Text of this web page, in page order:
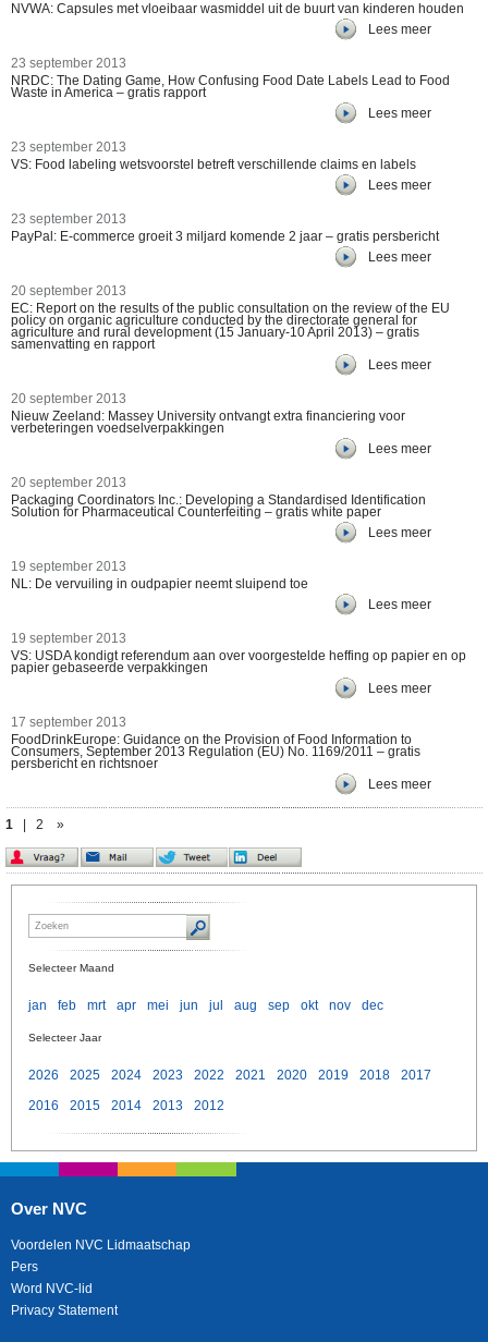
NVWA: Capsules met vloeibaar wasmiddel uit de buurt van kinderen houden
Lees meer
23 september 2013
NRDC: The Dating Game, How Confusing Food Date Labels Lead to Food
Waste in America – gratis rapport
Lees meer
23 september 2013
VS: Food labeling wetsvoorstel betreft verschillende claims en labels
Lees meer
23 september 2013
PayPal: E-commerce groeit 3 miljard komende 2 jaar – gratis persbericht
Lees meer
20 september 2013
EC: Report on the results of the public consultation on the review of the EU
policy on organic agriculture conducted by the directorate general for
agriculture and rural development (15 January-10 April 2013) – gratis
samenvatting en rapport
Lees meer
20 september 2013
Nieuw Zeeland: Massey University ontvangt extra financiering voor
verbeteringen voedselverpakkingen
Lees meer
20 september 2013
Packaging Coordinators Inc.: Developing a Standardised Identification
Solution for Pharmaceutical Counterfeiting – gratis white paper
Lees meer
19 september 2013
NL: De vervuiling in oudpapier neemt sluipend toe
Lees meer
19 september 2013
VS: USDA kondigt referendum aan over voorgestelde heffing op papier en op
papier gebaseerde verpakkingen
Lees meer
17 september 2013
FoodDrinkEurope: Guidance on the Provision of Food Information to
Consumers, September 2013 Regulation (EU) No. 1169/2011 – gratis
persbericht en richtsnoer
Lees meer
1 2 »
Selecteer Maand
jan feb mrt apr mei jun jul aug sep okt nov dec
Selecteer Jaar
2026 2025 2024 2023 2022 2021 2020 2019 2018
2017
2016
2015 2014 2013 2012
Over NVC
Voordelen NVC Lidmaatschap
Pers
Word NVC-lid
Privacy Statement